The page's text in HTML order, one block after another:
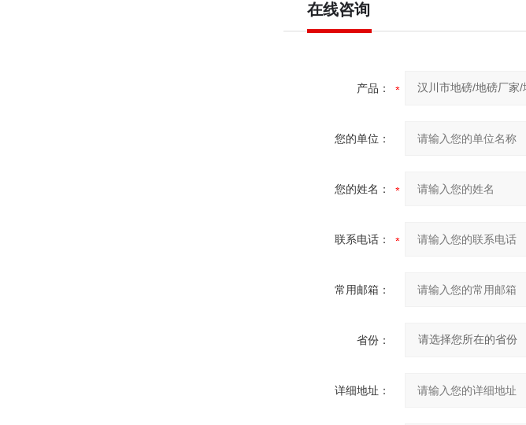
在线咨询
产品：
您的单位：
您的姓名：
联系电话：
常用邮箱：
省份：
详细地址：